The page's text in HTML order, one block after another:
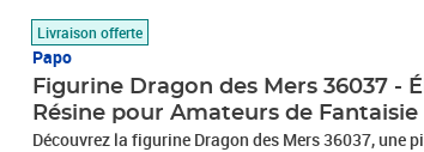
Livraison offerte
Papo
Figurine Dragon des Mers 36037 -
Résine pour Amateurs de Fantaisie
Découvrez la figurine Dragon des Mers 36037, une
Prix 56,25€